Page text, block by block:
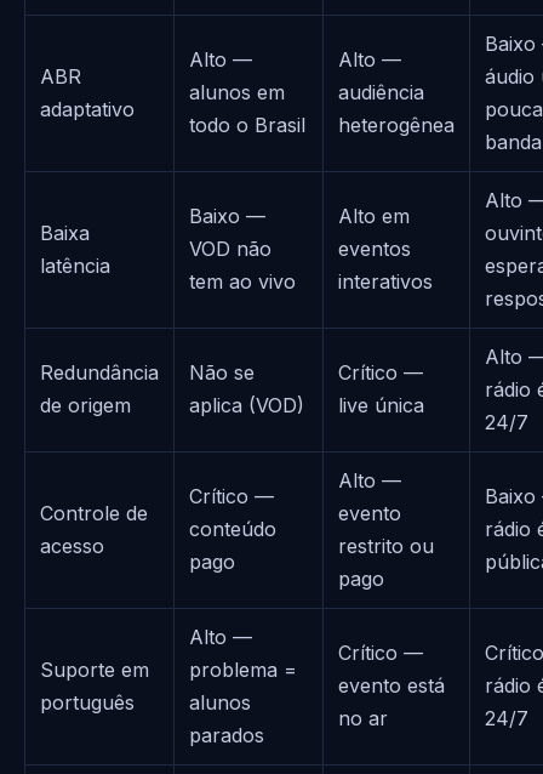
ABR
adaptativo
Alto —
alunos em
todo o Brasil
Alto —
audiência
heterogênea
áudio
pouca
banda
Baixa
latência
Baixo —
VOD não
tem ao vivo
Alto em
eventos
interativos
Alto
Redundância
de origem
Não se
aplica (VOD)
Crítico —
live única
Alto
rádio
24/7
Controle de
acesso
Crítico —
conteúdo
pago
Alto —
evento
restrito ou
pago
rádio
Suporte em
português
Alto —
problema =
alunos
parados
Crítico —
evento está
no ar
rádio
24/7